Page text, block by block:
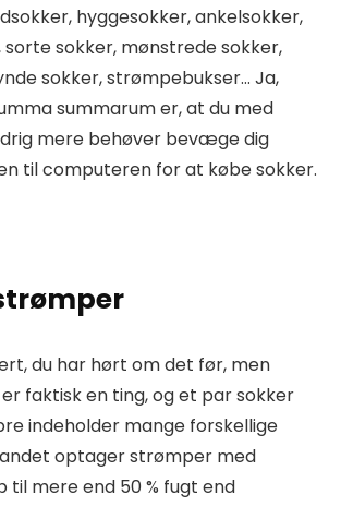
hyggesokker, ankelsokker,
sokker, mønstrede sokker,
sokker, strømpebukser… Ja,
summarum er, at du med
mere behøver bevæge dig
til computeren for at købe sokker.
du har hørt om det før, men
faktisk en ting, og et par sokker
indeholder mange forskellige
optager strømper med
til mere end 50 % fugt end